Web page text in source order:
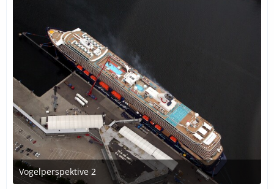
Vogelperspektive 2
4. Dezember 2016 um 13:27